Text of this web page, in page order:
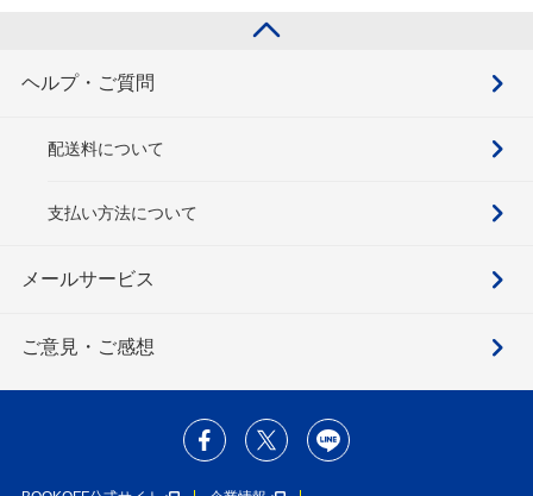
ヘルプ・ご質問
配送料について
支払い方法について
メールサービス
ご意見・ご感想